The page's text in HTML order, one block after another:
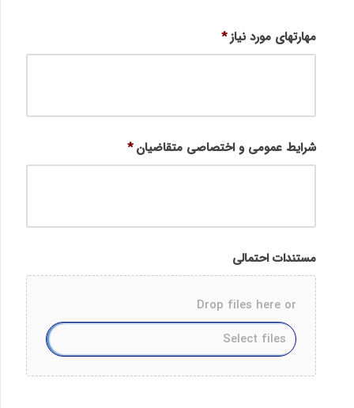
مهارتهای مورد نیاز *
شرایط عمومی و اختصاصی متقاضیان *
مستندات احتمالی
Drop files here or